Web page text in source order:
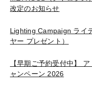
改定のお知らせ
Lighting Campaign ライ
ヤー プレゼント）
【早期ご予約受付中】
ャンペーン 2026